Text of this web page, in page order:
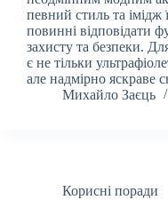
певний стиль та імідж
повинні відповідати
захисту та безпеки.
є не тільки
але надмірно яскраве
Михайло Заєць
Корисні поради